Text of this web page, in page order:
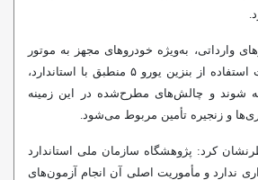
وارداتی، به‌ویژه خودروهای مجهز به موتور
توربوشارژ، در صورت استفاده از بنزین یورو ۵ منطبق با استاندارد،
شوند و چالش‌های مطرح‌شده در این زمینه
و زنجیره تأمین مربوط می‌شود.
کرد: پژوهشگاه سازمان ملی استاندارد
ندارد و مأموریت اصلی آن انجام آزمون‌های